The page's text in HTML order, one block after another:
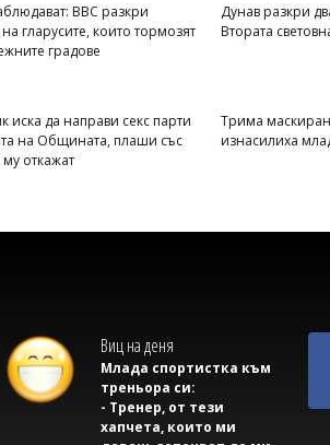
BBC разкри
гларусите, които тормозят
градове
Дунав разкри
Втората
иска да направи секс парти
на Общината, плаши със
му откажат
Трима
изнасилиха
Виц на деня
Млада спортистка към
треньора си:
- Тренер, от тези
хапчета, които ми